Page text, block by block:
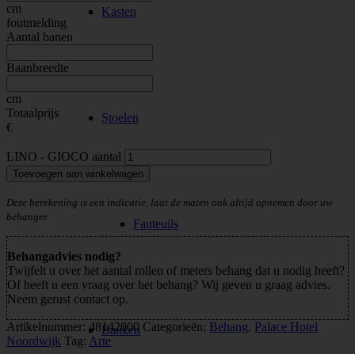
Kasten
Stoelen
Fauteuils
Banken
cm
foutmelding
Aantal banen
Baanbreedte
cm
Totaalprijs
€
LINO - GIOCO aantal
Toevoegen aan winkelwagen
Deze berekening is een indicatie, laat de maten ook altijd opnemen door uw
behanger.
Behangadvies nodig?
Twijfelt u over het aantal rollen of meters behang dat u nodig heeft?
Of heeft u een vraag over het behang? Wij geven u graag advies.
Neem gerust contact op.
Artikelnummer: 48142000 Categorieën: Behang, Palace Hotel
Noordwijk Tag: Arte